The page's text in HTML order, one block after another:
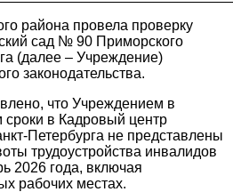
района провела проверку
сад № 90 Приморского
(далее – Учреждение)
законодательства.
что Учреждением в
сроки в Кадровый центр
Петербурга не представлены
трудоустройства инвалидов
2026 года, включая
рабочих местах.